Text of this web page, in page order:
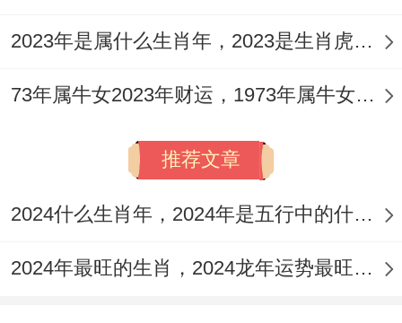
2023年是属什么生肖年，2023是生肖虎年还是兔年
73年属牛女2023年财运，1973年属牛女2023年每月运势怎样
推荐文章
2024什么生肖年，2024年是五行中的什么生肖年份
2024年最旺的生肖，2024龙年运势最旺的4个生肖